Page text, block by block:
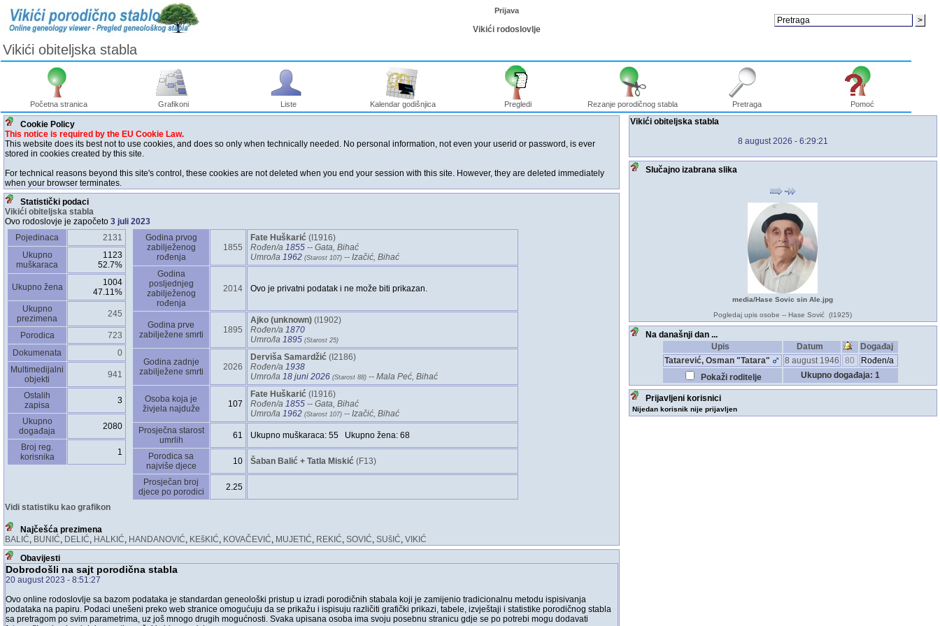
Prijava
Vikići rodoslovlje
Vikići obiteljska stabla
Početna stranica Grafikoni Liste Kalendar godišnjica Pregledi Rezanje porodičnog stabla Pretraga Pomoć
Cookie Policy
This notice is required by the EU Cookie Law.
This website does its best not to use cookies, and does so only when technically needed. No personal information, not even your userid or password, is ever
stored in cookies created by this site.
For technical reasons beyond this site's control, these cookies are not deleted when you end your session with this site. However, they are deleted immediately
when your browser terminates.
Statistički podaci
Vikići obiteljska stabla
Ovo rodoslovje je započeto 3 juli 2023
Pojedinaca
2131
Ukupno
muškaraca
1123
52.7%
Ukupno žena
1004
47.11%
Ukupno
prezimena
245
Porodica
723
Dokumenata
0
Multimedijalni
objekti
941
Ostalih
zapisa
3
Ukupno
događaja
2080
Broj reg.
korisnika
1
Godina prvog
zabilježenog
rođenja
1855
Fate Huškarić ‎(I1916)‎
Rođen/a 1855 -- Gata, Bihać
Umro/la 1962 ‎(Starost 107)‎ -- Izačić, Bihać
Godina
posljednjeg
zabilježenog
rođenja
2014 Ovo je privatni podatak i ne može biti prikazan.
Godina prve
zabilježene smrti
1895
Ajko ‎(unknown)‎ ‎(I1902)‎
Rođen/a 1870
Umro/la 1895 ‎(Starost 25)‎
Godina zadnje
zabilježene smrti
2026
Derviša Samardžić ‎(I2186)‎
Rođen/a 1938
Umro/la 18 juni 2026 ‎(Starost 88)‎ -- Mala Peć, Bihać
Osoba koja je
živjela najduže
107
Fate Huškarić ‎(I1916)‎
Rođen/a 1855 -- Gata, Bihać
Umro/la 1962 ‎(Starost 107)‎ -- Izačić, Bihać
Prosječna starost
umrlih
61 Ukupno muškaraca: 55 Ukupno žena: 68
Porodica sa
najviše djece
10 Šaban Balić + Tatla Miskić ‎(F13)‎
Prosječan broj
djece po porodici
2.25
Vidi statistiku kao grafikon
Najčešća prezimena
BALIĆ, BUNIĆ, DELIĆ, HALKIĆ, HANDANOVIĆ, KEšKIĆ, KOVAČEVIĆ, MUJETIĆ, REKIĆ, SOVIĆ, SUšIĆ, VIKIĆ
Obavijesti
Dobrodošli na sajt porodična stabla
20 august 2023 - 8:51:27
Ovo online rodoslovlje sa bazom podataka je standardan geneološki pristup u izradi porodičnih stabala koji je zamijenio tradicionalnu metodu ispisivanja
podataka na papiru. Podaci unešeni preko web stranice omogućuju da se prikažu i ispisuju različiti grafički prikazi, tabele, izvještaji i statistike porodičnog stabla
sa pretragom po svim parametrima, uz još mnogo drugih mogućnosti. Svaka upisana osoba ima svoju posebnu stranicu gdje se po potrebi mogu dodavati
Vikići obiteljska stabla
8 august 2026 - 6:29:21
Slučajno izabrana slika
media/Hase Sovic sin Ale.jpg
Pogledaj upis osobe -- Hase Sović (I1925)
Na današnji dan ...
Upis
Datum
Događaj
Tatarević, Osman "Tatara"
8 august 1946 80
Rođen/a
Pokaži roditelje
Ukupno događaja: 1
Prijavljeni korisnici
Nijedan korisnik nije prijavljen